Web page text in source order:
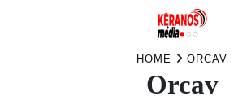
HOME ORCAV
Orcav